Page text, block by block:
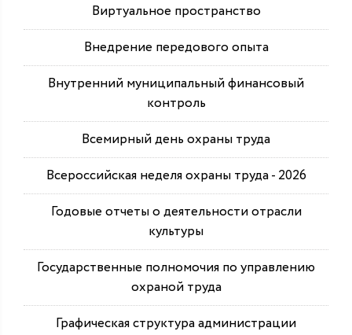
Виртуальное пространство
Внедрение передового опыта
Внутренний муниципальный финансовый
контроль
Всемирный день охраны труда
Всероссийская неделя охраны труда - 2026
Годовые отчеты о деятельности отрасли
культуры
Государственные полномочия по управлению
охраной труда
Графическая структура администрации